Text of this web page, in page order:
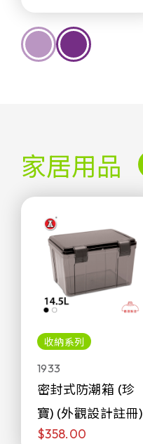
家居用品
收納系列
1933
密封式防潮箱 (珍
寶) (外觀設計註冊)
$358.00